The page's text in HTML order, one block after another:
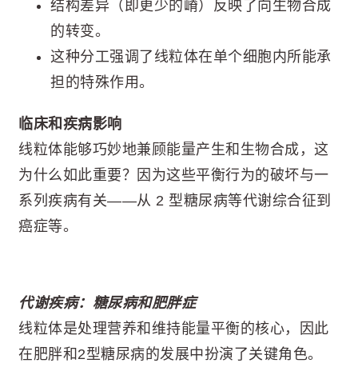
结构差异（即更少的嵴）反映了向生物合成
的转变。
这种分工强调了线粒体在单个细胞内所能承
担的特殊作用。
临床和疾病影响
线粒体能够巧妙地兼顾能量产生和生物合成，这
为什么如此重要？因为这些平衡行为的破坏与一
系列疾病有关——从 2 型糖尿病等代谢综合征到
癌症等。
代谢疾病：糖尿病和肥胖症
线粒体是处理营养和维持能量平衡的核心，因此
在肥胖和2型糖尿病的发展中扮演了关键角色。